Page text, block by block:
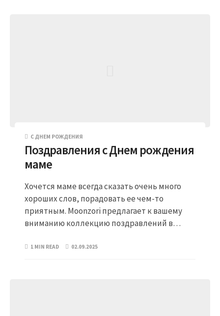
С ДНЕМ РОЖДЕНИЯ
Поздравления с Днем рождения
маме
Хочется маме всегда сказать очень много
хороших слов, порадовать ее чем-то
приятным. Moonzori предлагает к вашему
вниманию коллекцию поздравлений в…
1 MIN READ 02.09.2025